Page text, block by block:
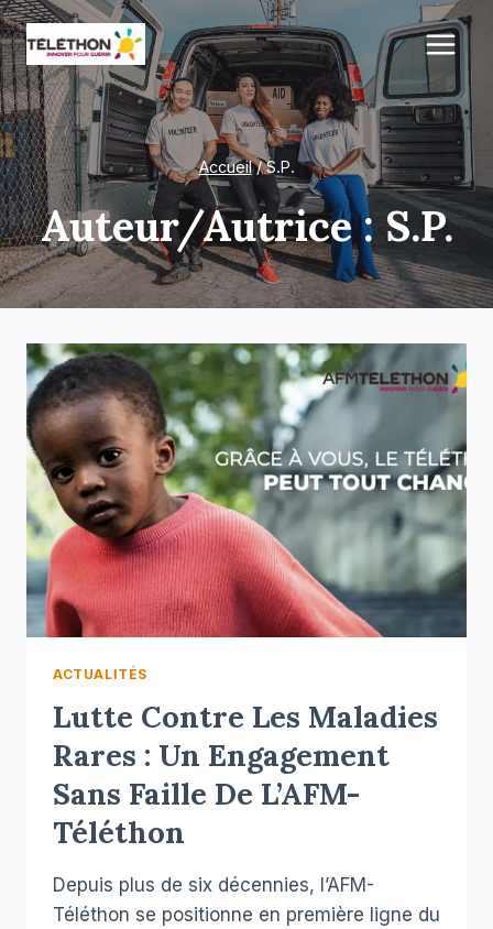
Aller
au
contenu
Accueil / S.P.
Auteur/autrice : S.P.
ACTUALITÉS
Lutte Contre Les Maladies
Rares : Un Engagement
Sans Faille De L’AFM-
Téléthon
Depuis plus de six décennies, l’AFM-
Téléthon se positionne en première ligne du